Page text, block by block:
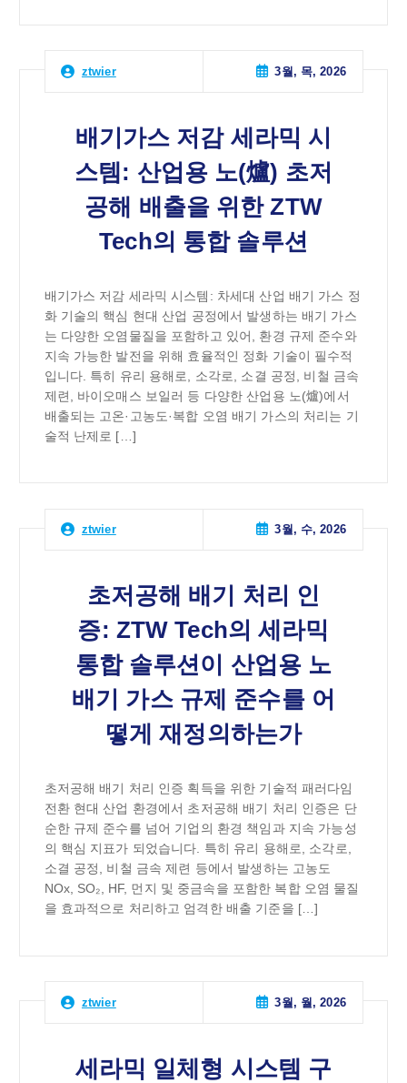
ztwier 3월, 목, 2026
배기가스 저감 세라믹 시
스템: 산업용 노(爐) 초저
공해 배출을 위한 ZTW
Tech의 통합 솔루션
배기가스 저감 세라믹 시스템: 차세대 산업 배기 가스 정
화 기술의 핵심 현대 산업 공정에서 발생하는 배기 가스
는 다양한 오염물질을 포함하고 있어, 환경 규제 준수와
지속 가능한 발전을 위해 효율적인 정화 기술이 필수적
입니다. 특히 유리 용해로, 소각로, 소결 공정, 비철 금속
제련, 바이오매스 보일러 등 다양한 산업용 노(爐)에서
배출되는 고온·고농도·복합 오염 배기 가스의 처리는 기
술적 난제로 […]
ztwier 3월, 수, 2026
초저공해 배기 처리 인
증: ZTW Tech의 세라믹
통합 솔루션이 산업용 노
배기 가스 규제 준수를 어
떻게 재정의하는가
초저공해 배기 처리 인증 획득을 위한 기술적 패러다임
전환 현대 산업 환경에서 초저공해 배기 처리 인증은 단
순한 규제 준수를 넘어 기업의 환경 책임과 지속 가능성
의 핵심 지표가 되었습니다. 특히 유리 용해로, 소각로,
소결 공정, 비철 금속 제련 등에서 발생하는 고농도
NOx, SO₂, HF, 먼지 및 중금속을 포함한 복합 오염 물질
을 효과적으로 처리하고 엄격한 배출 기준을 […]
ztwier 3월, 월, 2026
세라믹 일체형 시스템 구